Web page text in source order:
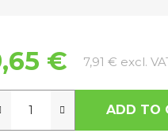
€ 7,91 € excl.
ADD TO